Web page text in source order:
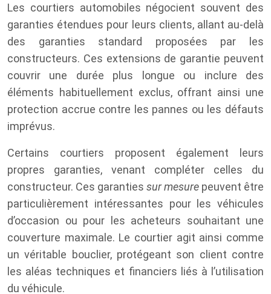
Les courtiers automobiles négocient souvent des
garanties étendues pour leurs clients, allant au-delà
des garanties standard proposées par les
constructeurs. Ces extensions de garantie peuvent
couvrir une durée plus longue ou inclure des
éléments habituellement exclus, offrant ainsi une
protection accrue contre les pannes ou les défauts
imprévus.
Certains courtiers proposent également leurs
propres garanties, venant compléter celles du
constructeur. Ces garanties sur mesure peuvent être
particulièrement intéressantes pour les véhicules
d’occasion ou pour les acheteurs souhaitant une
couverture maximale. Le courtier agit ainsi comme
un véritable bouclier, protégeant son client contre
les aléas techniques et financiers liés à l’utilisation
du véhicule.